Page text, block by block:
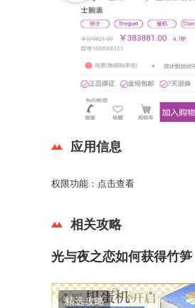
应用信息
权限功能： 点击查看
相关攻略
光与夜之恋如何获得竹笋
精选攻略